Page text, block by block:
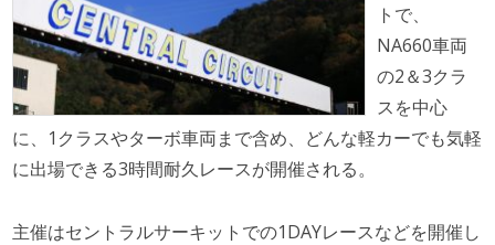
トで、
NA660車両
の2＆3クラ
スを中心
に、1クラスやターボ車両まで含め、どんな軽カーでも気軽
に出場できる3時間耐久レースが開催される。
主催はセントラルサーキットでの1DAYレースなどを開催し